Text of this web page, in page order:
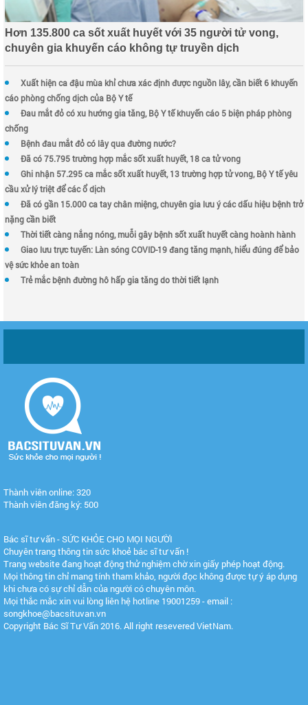
Hơn 135.800 ca sốt xuất huyết với 35 người tử vong,
chuyên gia khuyến cáo không tự truyền dịch
Xuất hiện ca đậu mùa khỉ chưa xác định được nguồn lây, cần biết 6 khuyến
cáo phòng chống dịch của Bộ Y tế
Đau mắt đỏ có xu hướng gia tăng, Bộ Y tế khuyến cáo 5 biện pháp phòng
chống
Bệnh đau mắt đỏ có lây qua đường nước?
Đã có 75.795 trường hợp mắc sốt xuất huyết, 18 ca tử vong
Ghi nhận 57.295 ca mắc sốt xuất huyết, 13 trường hợp tử vong, Bộ Y tế yêu
cầu xử lý triệt để các ổ dịch
Đã có gần 15.000 ca tay chân miệng, chuyên gia lưu ý các dấu hiệu bệnh trở
nặng cần biết
Thời tiết càng nắng nóng, muỗi gây bệnh sốt xuất huyết càng hoành hành
Giao lưu trực tuyến: Làn sóng COVID-19 đang tăng mạnh, hiểu đúng để bảo
vệ sức khỏe an toàn
Trẻ mắc bệnh đường hô hấp gia tăng do thời tiết lạnh
Thành viên online: 320
Thành viên đăng ký: 500
Bác sĩ tư vấn - SỨC KHỎE CHO MỌI NGƯỜI
Chuyên trang thông tin sức khoẻ bác sĩ tư vấn !
Trang website đang hoạt động thử nghiệm chờ xin giấy phép hoạt động.
Mọi thông tin chỉ mang tính tham khảo, người đọc không được tự ý áp dụng
khi chưa có sự chỉ dẫn của người có chuyên môn.
Mọi thắc mắc xin vui lòng liên hệ hotline 19001259 - email :
songkhoe@bacsituvan.vn
Copyright Bác Sĩ Tư Vấn 2016. All right resevered VietNam.